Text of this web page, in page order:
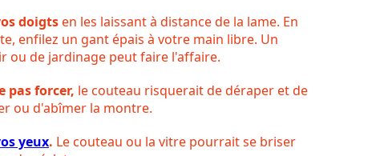
doigtsen les laissant à distance de la lame. En
enfilez un gant épais à votre main libre. Un
ou de jardinage peut faire l'affaire.
pas forcer, le couteau risquerait de déraper et de
ou d'abîmer la montre.
yeux. Le couteau ou la vitre pourrait se briser